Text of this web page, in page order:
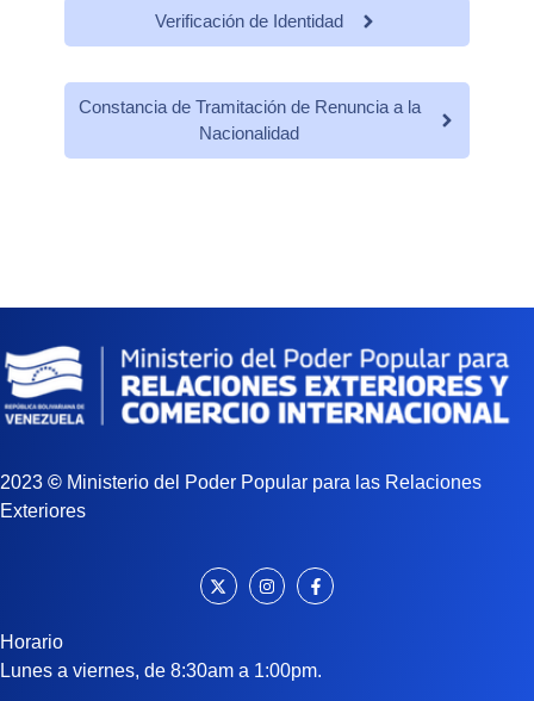
Verificación de Identidad
Constancia de Tramitación de Renuncia a la
Nacionalidad
2023 © Ministerio del Poder Popular para las Relaciones
Exteriores
Horario
Lunes a viernes, de 8:30am a 1:00pm.